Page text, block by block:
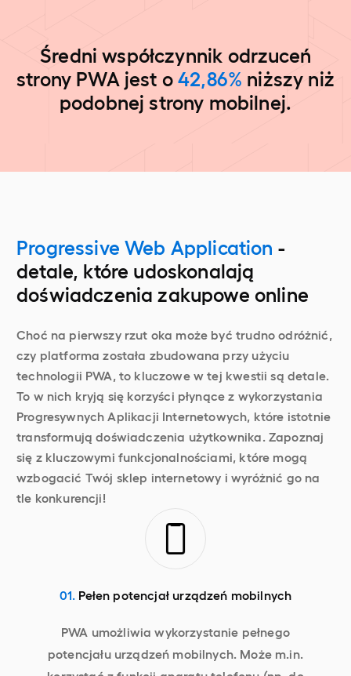
Średni współczynnik odrzuceń
strony PWA jest o42,86% niższy niż
podobnej strony mobilnej.
Progressive Web Application -
detale, które udoskonalają
doświadczenia zakupowe online
Choć na pierwszy rzut oka może być trudno odróżnić,
czy platforma została zbudowana przy użyciu
technologii PWA, to kluczowe w tej kwestii są detale.
To w nich kryją się korzyści płynące z wykorzystania
Progresywnych Aplikacji Internetowych, które istotnie
transformują doświadczenia użytkownika. Zapoznaj
się z kluczowymi funkcjonalnościami, które mogą
wzbogacić Twój sklep internetowy i wyróżnić go na
tle konkurencji!
01. Pełen potencjał urządzeń mobilnych
PWA umożliwia wykorzystanie pełnego
potencjału urządzeń mobilnych. Może m.in.